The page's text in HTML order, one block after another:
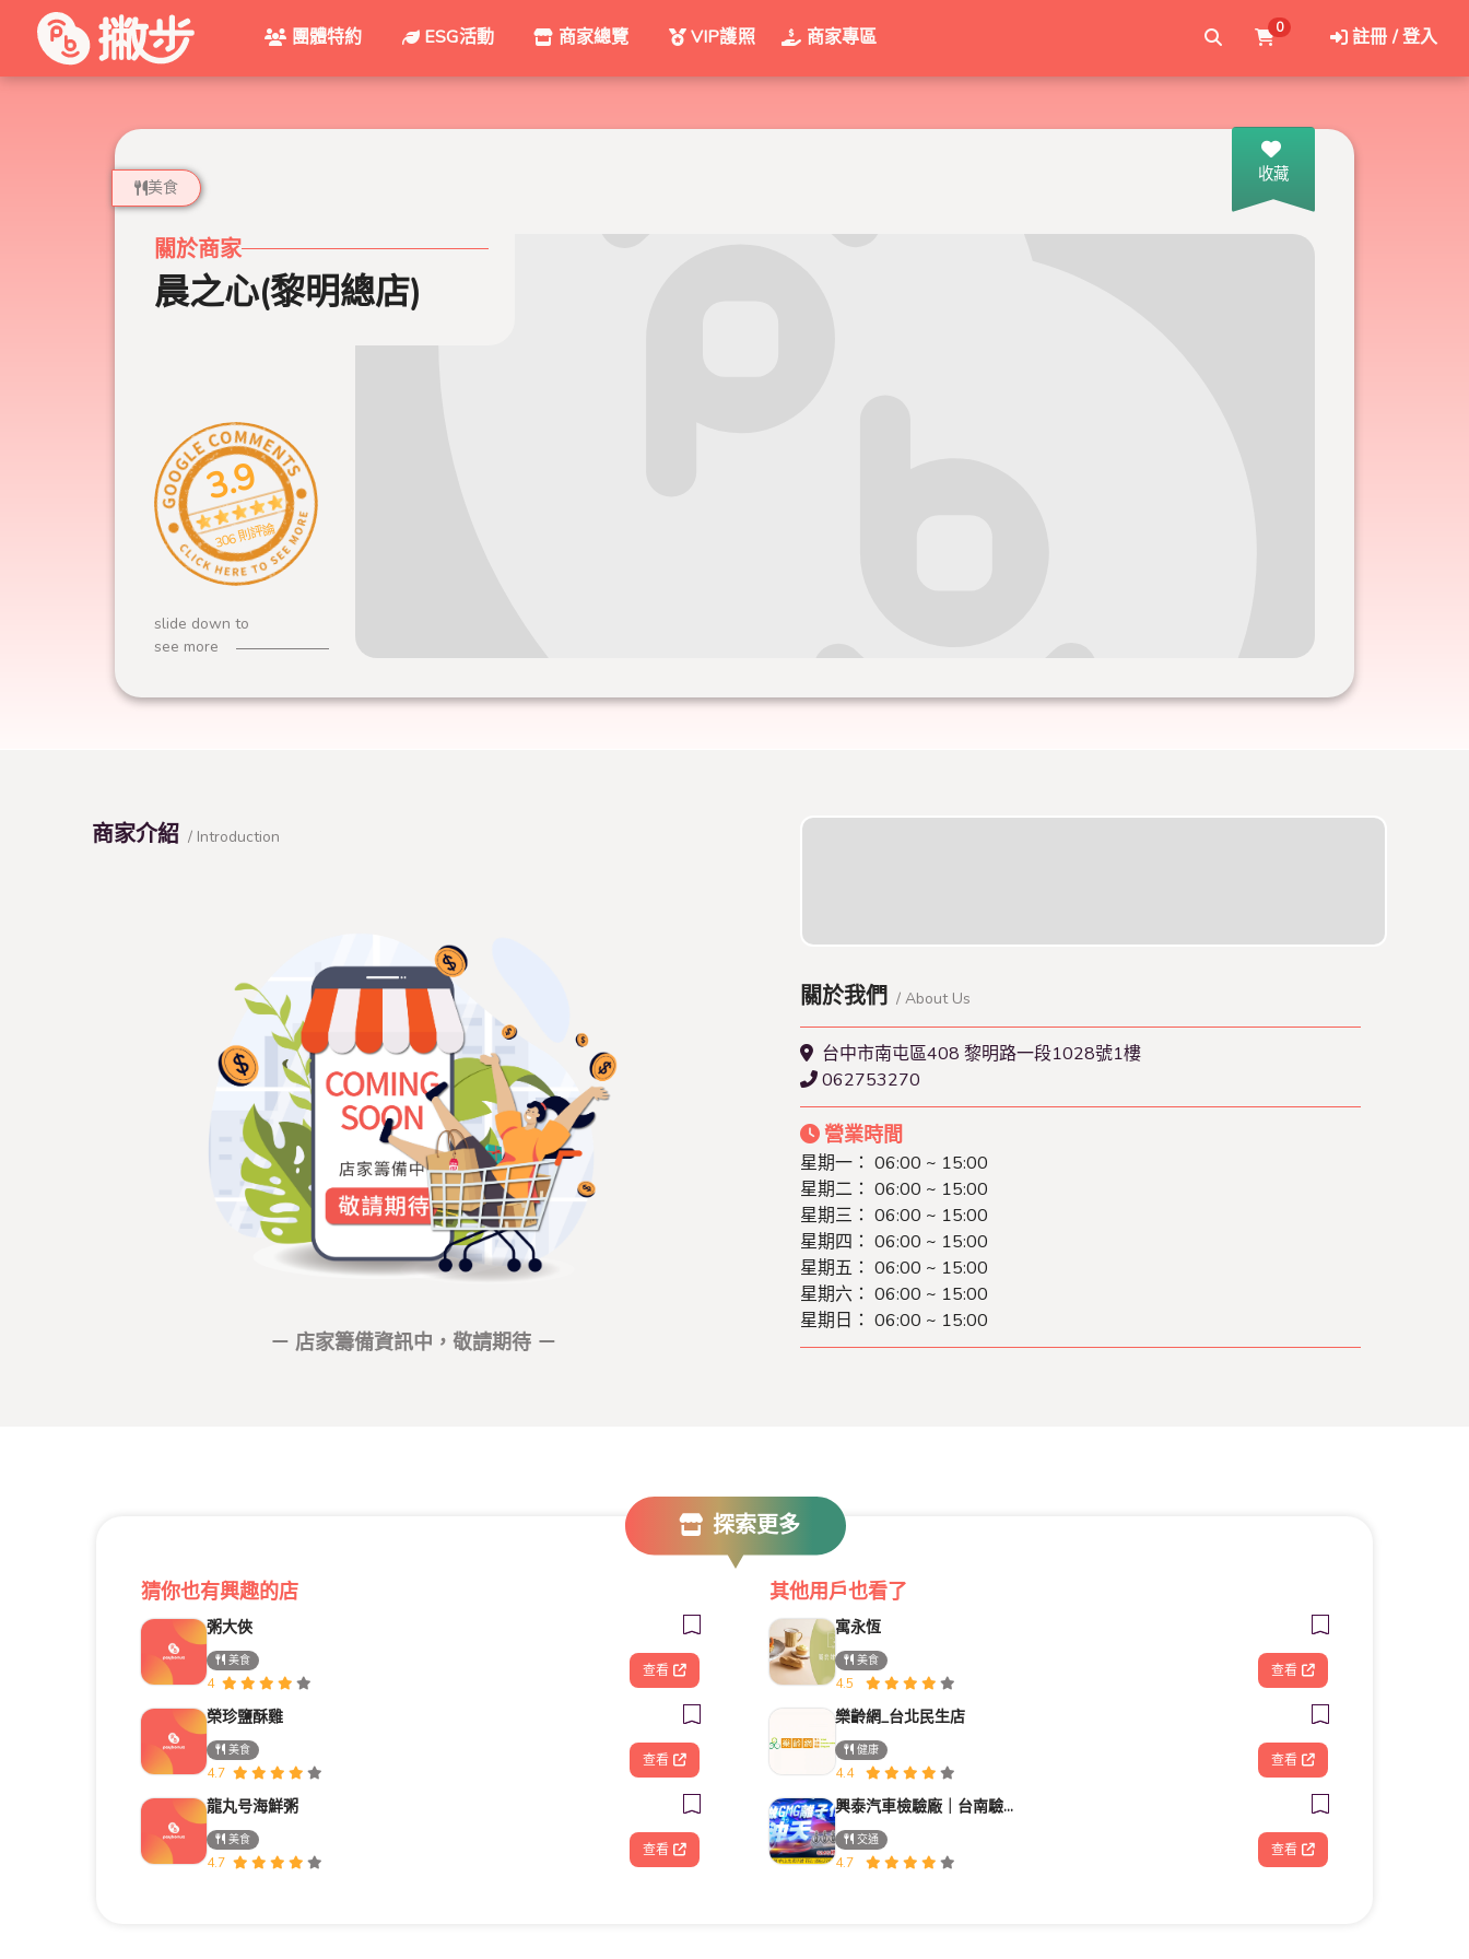
團體特約 ESG活動 商家總覽 VIP護照 商家專區 0 註冊 / 登入
收藏
美食
關於商家
晨之心(黎明總店)
3.9
306 則評論
slide down to
see more
商家介紹 / Introduction
－ 店家籌備資訊中，敬請期待 －
關於我們 / About Us
台中市南屯區408 黎明路一段1028號1樓
062753270
營業時間
星期一： 06:00 ~ 15:00
星期二： 06:00 ~ 15:00
星期三： 06:00 ~ 15:00
星期四： 06:00 ~ 15:00
星期五： 06:00 ~ 15:00
星期六： 06:00 ~ 15:00
星期日： 06:00 ~ 15:00
探索更多
猜你也有興趣的店
粥大俠
美食
4
查看
榮珍鹽酥雞
美食
4.7
查看
龍丸号海鮮粥
美食
4.7
查看
其他用戶也看了
寓永恆
美食
4.5
查看
樂齡網_台北民生店
健康
4.4
查看
興泰汽車檢驗廠｜台南驗車｜修車｜汽車保養《路馳揚歸仁店》
交通
4.7
查看